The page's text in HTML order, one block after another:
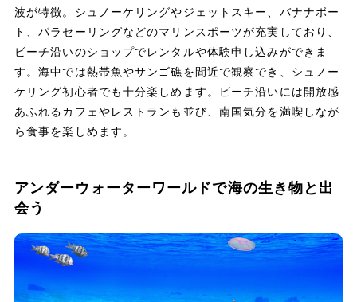
波が特徴。シュノーケリングやジェットスキー、バナナボー
ト、パラセーリングなどのマリンスポーツが充実しており、
ビーチ沿いのショップでレンタルや体験申し込みができま
す。海中では熱帯魚やサンゴ礁を間近で観察でき、シュノー
ケリング初心者でも十分楽しめます。ビーチ沿いには開放感
あふれるカフェやレストランも並び、南国気分を満喫しなが
ら食事を楽しめます。
アンダーウォーターワールドで海の生き物と出
会う